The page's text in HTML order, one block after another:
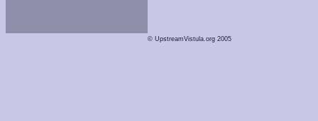
© UpstreamVistula.org 2005